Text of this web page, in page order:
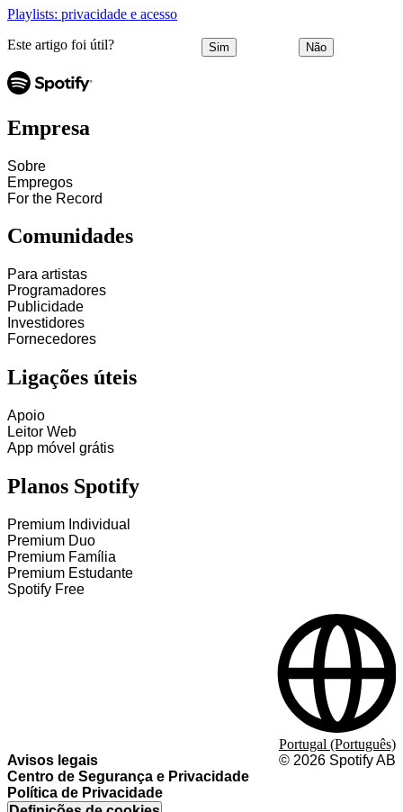
Playlists: privacidade e acesso
Este artigo foi útil? Sim Não
Empresa
Sobre
Empregos
For the Record
Comunidades
Para artistas
Programadores
Publicidade
Investidores
Fornecedores
Ligações úteis
Apoio
Leitor Web
App móvel grátis
Planos Spotify
Premium Individual
Premium Duo
Premium Família
Premium Estudante
Spotify Free
Avisos legais
Centro de Segurança e Privacidade
Política de Privacidade
© 2026 Spotify AB
Portugal (Português)